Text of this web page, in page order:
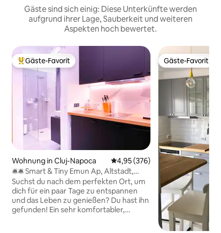
Gäste sind sich einig: Diese Unterkünfte werden
aufgrund ihrer Lage, Sauberkeit und weiteren
Aspekten hoch bewertet.
Beliebter Gäste-Favorit.
Gäste-Favorit
Wohnung in Cluj-Napoca Durchschnittliche Bewertung:
4,95 (376)
🛎🛎 Smart & Tiny Emun Ap, Altstadt,
Netflix & Alexa
Suchst du nach dem perfekten Ort, um
dich für ein paar Tage zu entspannen
und das Leben zu genießen? Du hast ihn
gefunden! Ein sehr komfortabler,
Gäste-Favorit
Gäste-Favorit